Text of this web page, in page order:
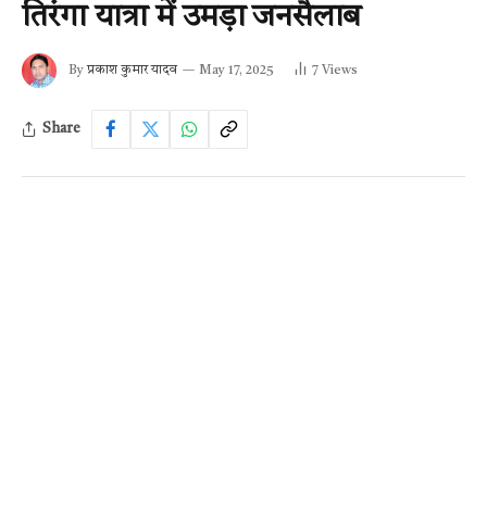
तिरंगा यात्रा में उमड़ा जनसैलाब
By प्रकाश कुमार यादव May 17, 2025 7 Views
Share